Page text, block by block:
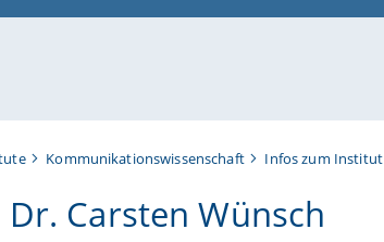
Kommunikationswissenschaft Infos zum Institut
Dr. Carsten Wünsch